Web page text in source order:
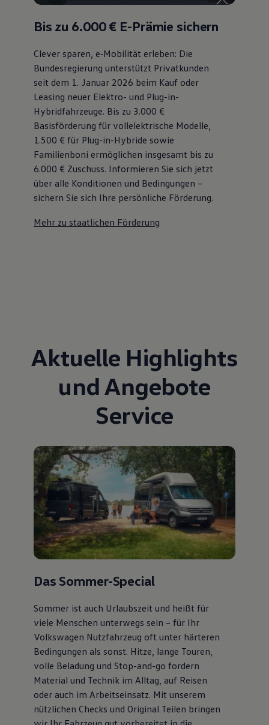
Bis zu 6.000 € E-Prämie sichern
Clever sparen, e‑Mobilität erleben: Die
Bundesregierung unterstützt Privatkunden
seit dem 1. Januar 2026 beim Kauf oder
Leasing neuer Elektro- und Plug-in-
Hybridfahrzeuge. Bis zu 3.000 €
Basisförderung für vollelektrische Modelle,
1.500 € für Plug-in-Hybride sowie
Familienboni ermöglichen insgesamt bis zu
6.000 € Zuschuss⁠. Informieren Sie sich jetzt
über alle Konditionen und Bedingungen –
sichern Sie sich Ihre persönliche Förderung.
Mehr zu staatlichen Förderung
Aktuelle Highlights
und Angebote
Service
Das Sommer-Special
Sommer ist auch Urlaubszeit und heißt für
viele Menschen unterwegs sein – für Ihr
Volkswagen Nutzfahrzeug oft unter härteren
Bedingungen als sonst. Hitze, lange Touren,
volle Beladung und Stop-and-go fordern
Material und Technik im Alltag, auf Reisen
oder auch im Arbeitseinsatz. Mit unserem
nützlichen Checks und Original Teilen bringen